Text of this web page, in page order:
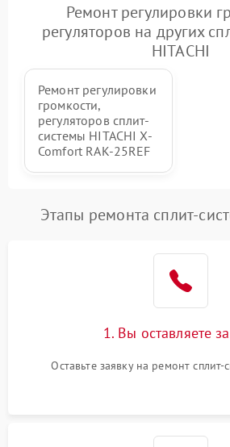
Ремонт регулировки
регуляторов на других
HITACHI
Ремонт регулировки
громкости,
регуляторов сплит-
системы HITACHI X-
Comfort RAK-25REF
Этапы ремонта сплит-
1. Вы оставляете
Оставьте заявку на ремонт сплит-